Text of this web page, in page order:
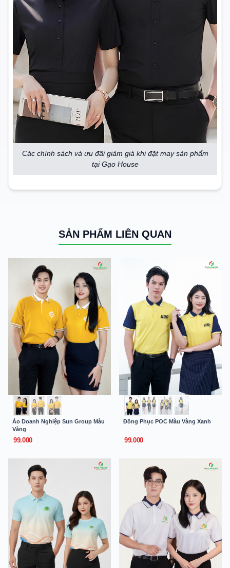
Các chính sách và ưu đãi giảm giá khi đặt may sản phẩm
tại Gạo House
SẢN PHẨM LIÊN QUAN
Áo Doanh Nghiệp Sun Group Màu
Vàng
99.000
Đồng Phục POC Màu Vàng Xanh
99.000